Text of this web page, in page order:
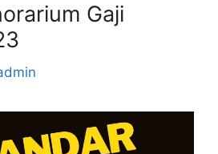
Gaji